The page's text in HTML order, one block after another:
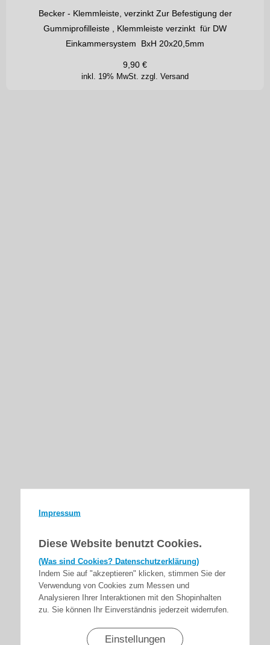
Impressum
Diese Website benutzt Cookies.
(Was sind Cookies? Datenschutzerklärung)
Indem Sie auf "akzeptieren" klicken, stimmen Sie der
Verwendung von Cookies zum Messen und
Analysieren Ihrer Interaktionen mit den Shopinhalten
zu. Sie können Ihr Einverständnis jederzeit widerrufen.
Einstellungen
Becker - Klemmleiste, verzinkt Zur Befestigung der
Gummiprofilleiste , Klemmleiste verzinkt für DW
Einkammersystem BxH 20x20,5mm
inkl. 19% MwSt. zzgl. Versand
9,90 €